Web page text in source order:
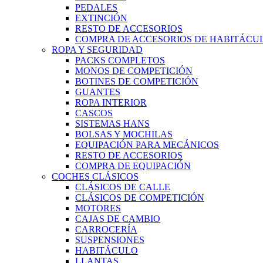
PEDALES
EXTINCIÓN
RESTO DE ACCESORIOS
COMPRA DE ACCESORIOS DE
ROPA Y SEGURIDAD
PACKS COMPLETOS
MONOS DE COMPETICIÓN
BOTINES DE COMPETICIÓN
GUANTES
ROPA INTERIOR
CASCOS
SISTEMAS HANS
BOLSAS Y MOCHILAS
EQUIPACIÓN PARA MECÁNICOS
RESTO DE ACCESORIOS
COMPRA DE EQUIPACIÓN
COCHES CLÁSICOS
CLÁSICOS DE CALLE
CLÁSICOS DE COMPETICIÓN
MOTORES
CAJAS DE CAMBIO
CARROCERÍA
SUSPENSIONES
HABITÁCULO
LLANTAS